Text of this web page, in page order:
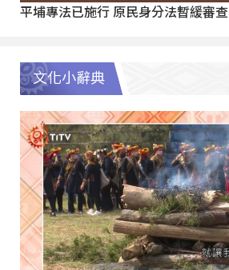
平埔專法已施行 原民身分法暫緩審查
文化小辭典